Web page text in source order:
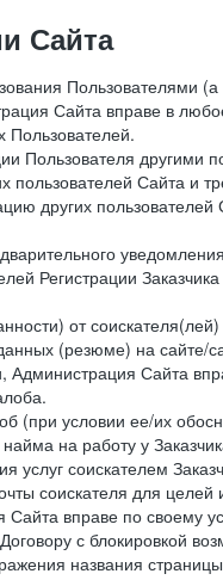
Сайта
Сайта вправе в
Пользователей.
Пользователя
Сайта и
других
Регистрации
от
(резюме) на сайте/
Сайта
условии ее/их
на работу у
услуг соискателем
соискателя для
вправе по своему
с блокировкой
названия